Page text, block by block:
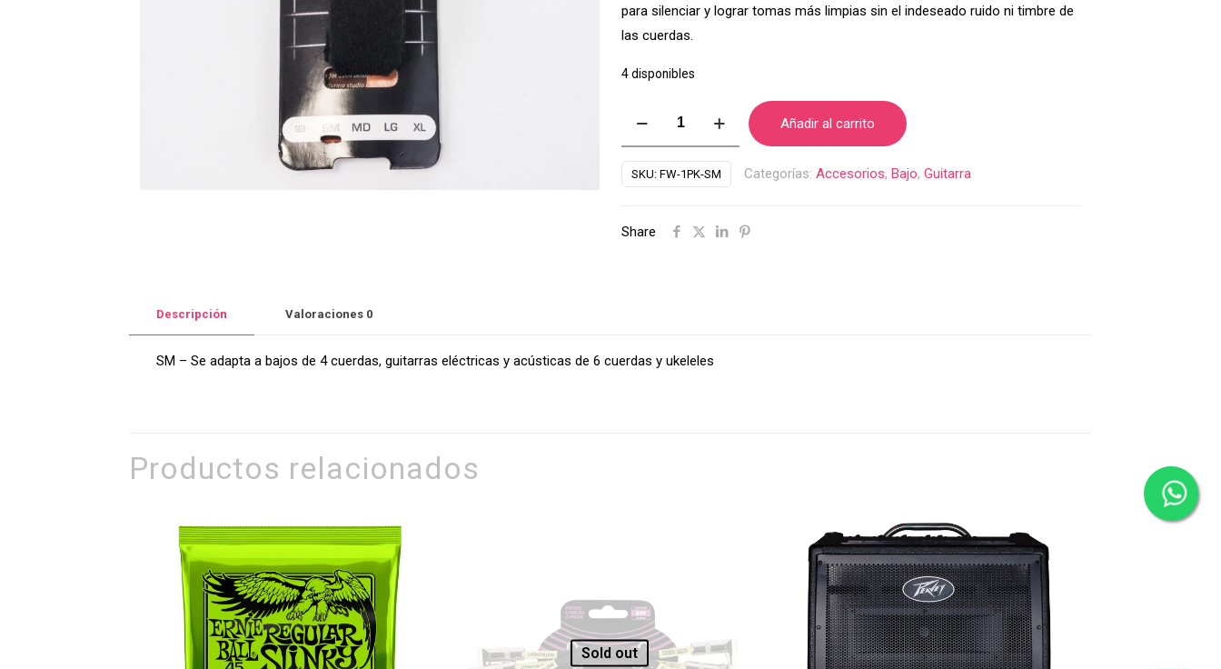
para silenciar y lograr tomas más limpias sin el indeseado ruido ni timbre de
las cuerdas.
4 disponibles
Gear
negro
1PK-
Añadir al carrito
SKU: FW-1PK-SM Categorías: Accesorios, Bajo, Guitarra
Share
Descripción Valoraciones 0
SM – Se adapta a bajos de 4 cuerdas, guitarras eléctricas y acústicas de 6 cuerdas y ukeleles
Productos relacionados
Sold out